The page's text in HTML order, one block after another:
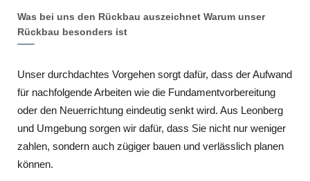
Was bei uns den Rückbau auszeichnet Warum unser
Rückbau besonders ist
Unser durchdachtes Vorgehen sorgt dafür, dass der Aufwand
für nachfolgende Arbeiten wie die Fundamentvorbereitung
oder den Neuerrichtung eindeutig senkt wird. Aus Leonberg
und Umgebung sorgen wir dafür, dass Sie nicht nur weniger
zahlen, sondern auch zügiger bauen und verlässlich planen
können.